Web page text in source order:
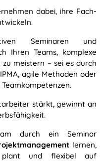
dabei, ihre Fach-
Seminaren und
Ihren Teams, komplexe
meistern – sei es durch
agile Methoden oder
stärkt, gewinnt an
durch ein Seminar
lernen,
und flexibel auf